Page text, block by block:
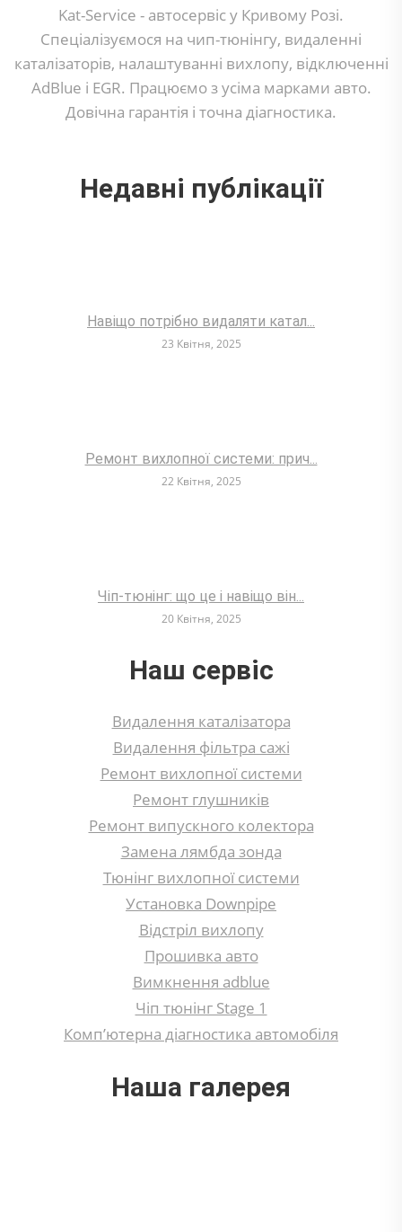
Kat-Service - автосервіс у Кривому Розі.
Спеціалізуємося на чип-тюнінгу, видаленні
каталізаторів, налаштуванні вихлопу, відключенні
AdBlue і EGR. Працюємо з усіма марками авто.
Довічна гарантія і точна діагностика.
Недавні публікації
Навіщо потрібно видаляти катал...
23 Квітня, 2025
Ремонт вихлопної системи: прич...
22 Квітня, 2025
Чіп-тюнінг: що це і навіщо він...
20 Квітня, 2025
Наш сервіс
Видалення каталізатора
Видалення фільтра сажі
Ремонт вихлопної системи
Ремонт глушників
Ремонт випускного колектора
Замена лямбда зонда
Тюнінг вихлопної системи
Установка Downpipe
Відстріл вихлопу
Прошивка авто
Вимкнення adblue
Чіп тюнінг Stage 1
Комп’ютерна діагностика автомобіля
Наша галерея